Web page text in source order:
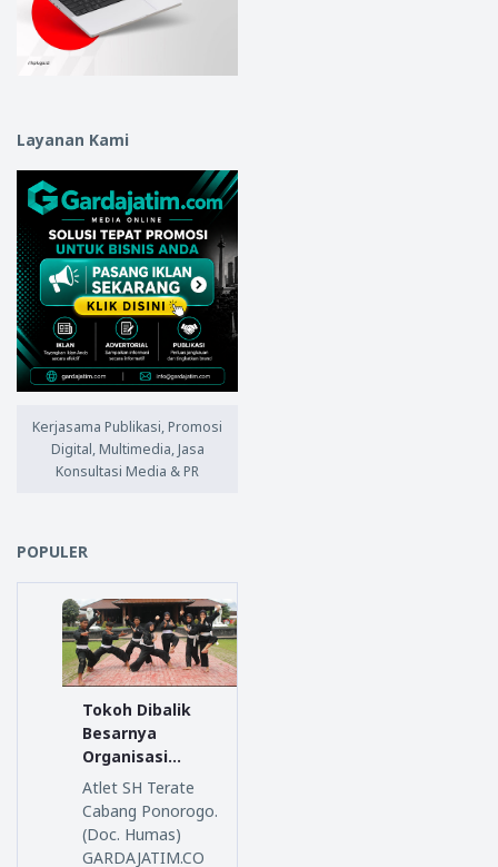
Layanan Kami
Kerjasama Publikasi, Promosi
Digital, Multimedia, Jasa
Konsultasi Media & PR
POPULER
Tokoh Dibalik
Besarnya
Organisasi
Persaudaraan
Setia Hati
Terate
Atlet SH Terate
Cabang Ponorogo.
(Doc. Humas)
GARDAJATIM.CO